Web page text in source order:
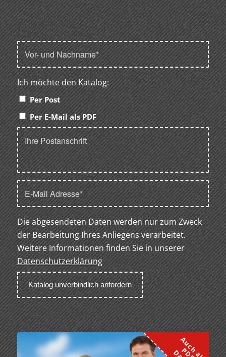
Ich möchte den Katalog:
Per Post
Per E-Mail als PDF
Die abgesendeten Daten werden nur zum Zweck
der Bearbeitung Ihres Anliegens verarbeitet.
Weitere Informationen finden Sie in unserer
Datenschutzerklärung